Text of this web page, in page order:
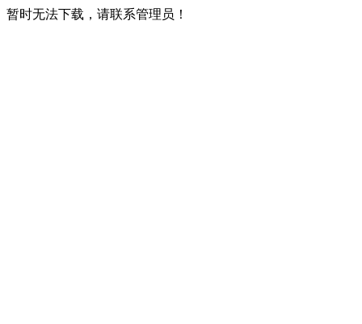
暂时无法下载，请联系管理员！